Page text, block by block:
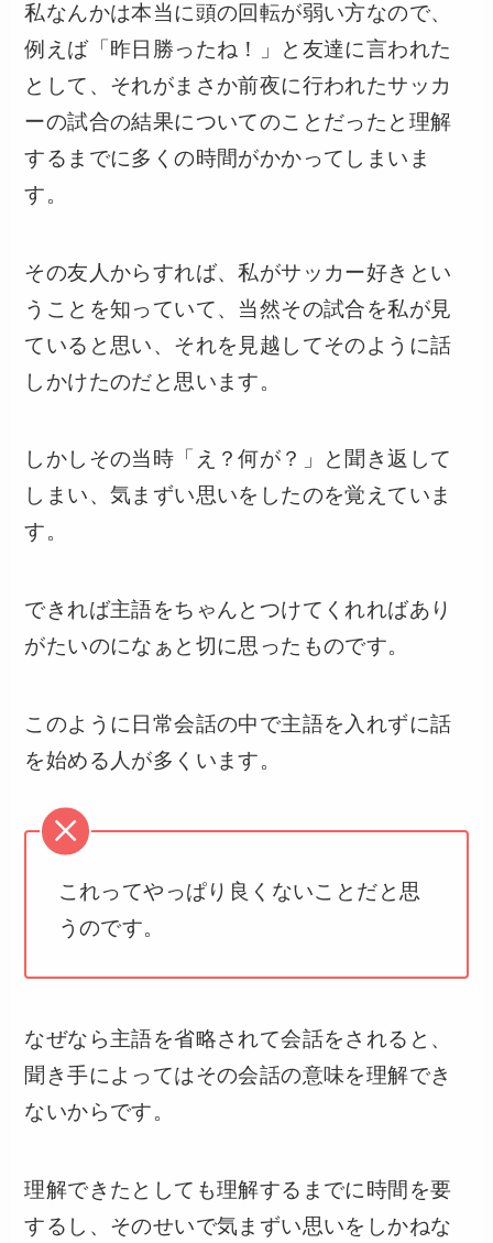
私なんかは本当に頭の回転が弱い方なので、
例えば「昨日勝ったね！」と友達に言われた
として、それがまさか前夜に行われたサッカ
ーの試合の結果についてのことだったと理解
するまでに多くの時間がかかってしまいま
す。
その友人からすれば、私がサッカー好きとい
うことを知っていて、当然その試合を私が見
ていると思い、それを見越してそのように話
しかけたのだと思います。
しかしその当時「え？何が？」と聞き返して
しまい、気まずい思いをしたのを覚えていま
す。
できれば主語をちゃんとつけてくれればあり
がたいのになぁと切に思ったものです。
このように日常会話の中で主語を入れずに話
を始める人が多くいます。
これってやっぱり良くないことだと思
うのです。
なぜなら主語を省略されて会話をされると、
聞き手によってはその会話の意味を理解でき
ないからです。
理解できたとしても理解するまでに時間を要
するし、そのせいで気まずい思いをしかねな